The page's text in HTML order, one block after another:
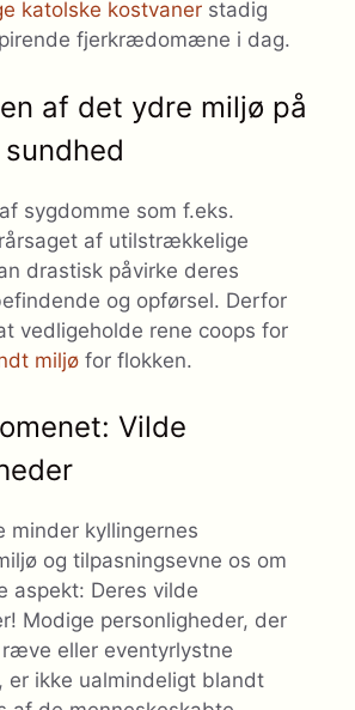
katolske kostvaner stadig
fjerkrædomæne i dag.
af ​​det ydre miljø på
​​sygdomme som f.eks.
af utilstrækkelige
drastisk påvirke deres
og opførsel. Derfor
vedligeholde rene coops for
miljø for flokken.
Vilde
minder kyllingernes
og tilpasningsevne os om
aspekt: ​​Deres vilde
Modige personligheder, der
eller eventyrlystne
er ikke ualmindeligt blandt